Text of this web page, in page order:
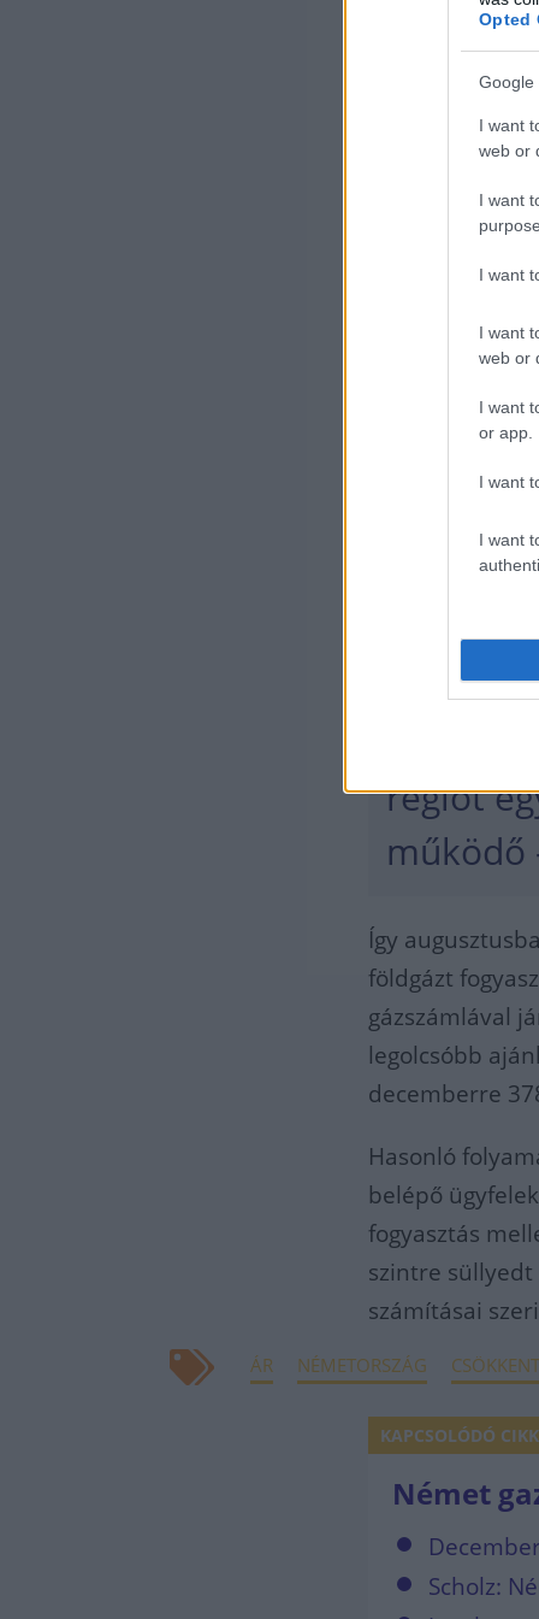
Opted
Google
I want
web or
I want
I want
I want
web or
I want
or app.
I want
I want
euró
eurót,
centet
amelyek
árakat
és a
foglalkozó
tavaly
mint
régiót
működő
Így
földgázt
gázszámlával
legolcsóbb
decemberre
Hasonló
belépő
fogyasztás
szintre süllyedt
számításai
ÁR NÉMETORSZÁG
KAPCSOLÓDÓ
Német
Scholz: